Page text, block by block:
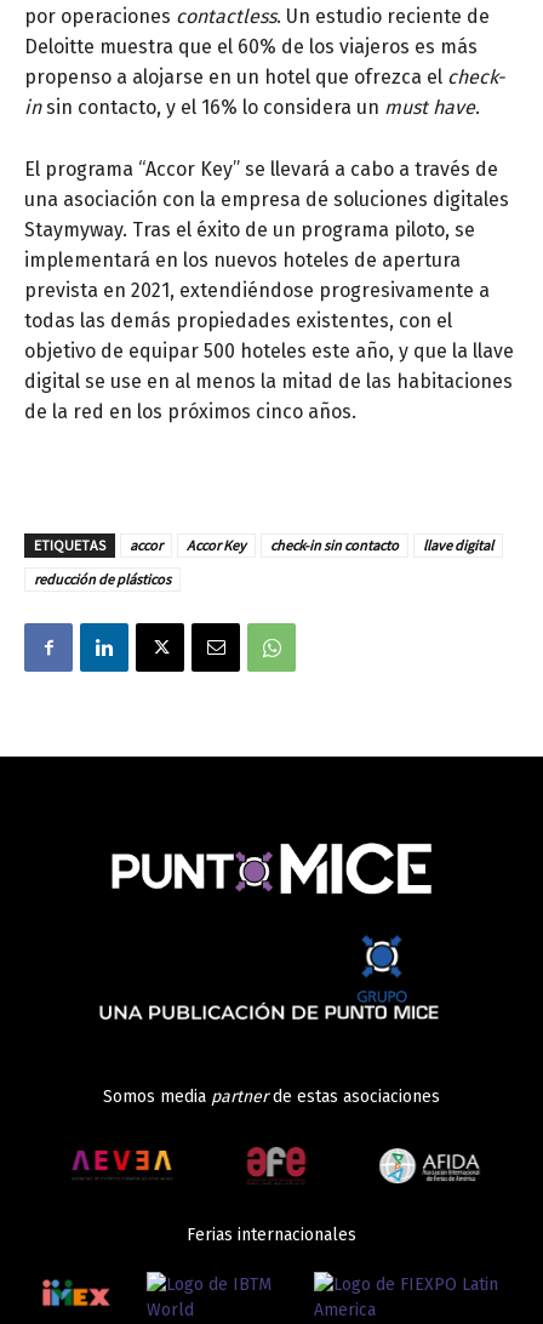
por operaciones contactless. Un estudio reciente de
Deloitte muestra que el 60% de los viajeros es más
propenso a alojarse en un hotel que ofrezca el check-
insin contacto, y el 16% lo considera un must have.
El programa “Accor Key” se llevará a cabo a través de
una asociación con la empresa de soluciones digitales
Staymyway. Tras el éxito de un programa piloto, se
implementará en los nuevos hoteles de apertura
prevista en 2021, extendiéndose progresivamente a
todas las demás propiedades existentes, con el
objetivo de equipar 500 hoteles este año, y que la llave
digital se use en al menos la mitad de las habitaciones
de la red en los próximos cinco años.
ETIQUETAS accor Accor Key check-in sin contacto
llave digital
reducción de plásticos
Somos media partnerde estas asociaciones
Ferias internacionales